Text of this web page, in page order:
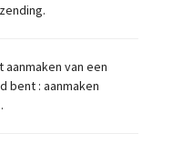
van een
bent : aanmaken
.